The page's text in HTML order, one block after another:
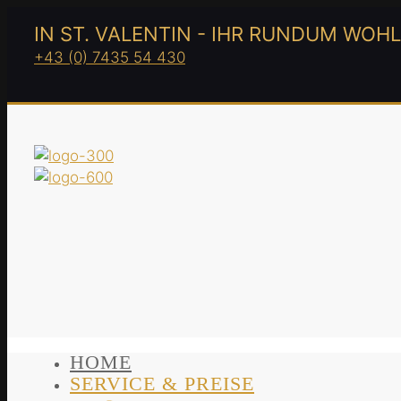
IN ST. VALENTIN - IHR RUNDUM
+43 (0) 7435 54 430
HOME
SERVICE & PREISE